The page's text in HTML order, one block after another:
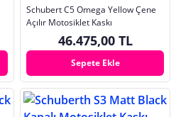
Schubert C5 Omega Yellow Çene
Açılır Motosiklet Kaskı
46.475,00 TL
Sepete Ekle